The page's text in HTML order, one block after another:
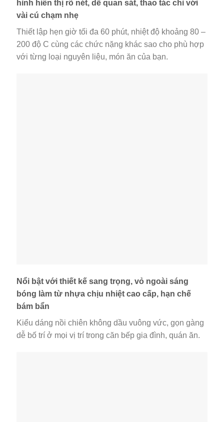
hình hiển thị rõ nét, dễ quan sát, thao tác chỉ với
vài cú chạm nhẹ
Thiết lập hẹn giờ tối đa 60 phút, nhiệt độ khoảng 80 –
200 độ C cùng các chức nặng khác sao cho phù hợp
với từng loại nguyên liệu, món ăn của bạn.
Nổi bật với thiết kế sang trọng, vỏ ngoài sáng
bóng làm từ nhựa chịu nhiệt cao cấp, hạn chế
bám bẩn
Kiểu dáng nồi chiên không dầu vuông vức, gọn gàng
dễ bố trí ở mọi vị trí trong căn bếp gia đình, quán ăn.